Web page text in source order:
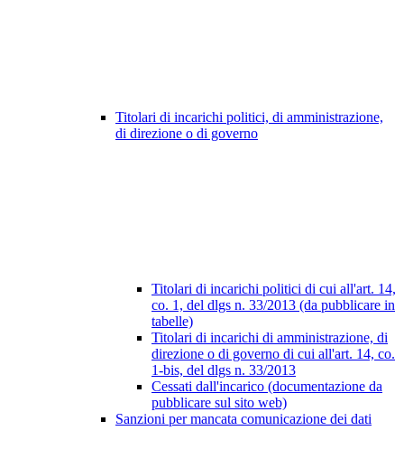
Titolari di incarichi politici, di amministrazione,
di direzione o di governo
Titolari di incarichi politici di cui all'art. 14,
co. 1, del dlgs n. 33/2013 (da pubblicare in
tabelle)
Titolari di incarichi di amministrazione, di
direzione o di governo di cui all'art. 14, co.
1-bis, del dlgs n. 33/2013
Cessati dall'incarico (documentazione da
pubblicare sul sito web)
Sanzioni per mancata comunicazione dei dati